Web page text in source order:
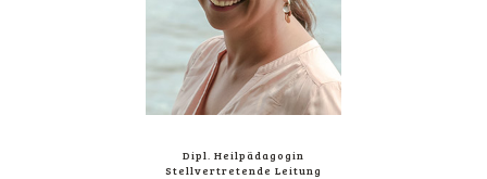
Dipl. Heil­päd­ago­gin
Stell­ver­tre­ten­de Leitung